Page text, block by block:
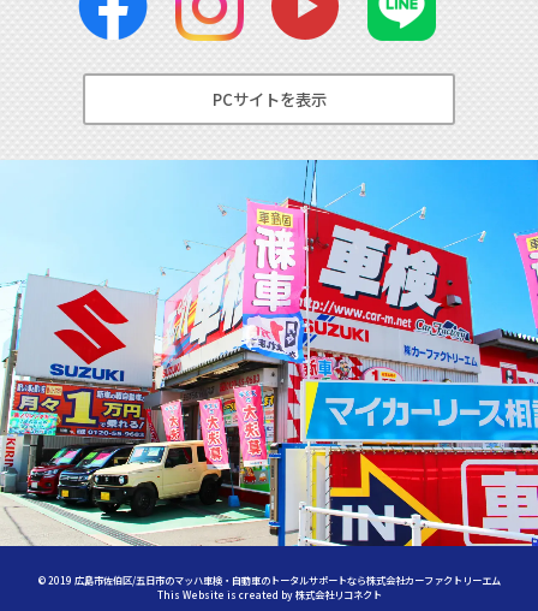
PCサイトを表示
©2019 広島市佐伯区/五日市のマッハ車検・自動車のトータルサポートなら株式会社カーファクトリーエム
This Website is created by株式会社リコネクト